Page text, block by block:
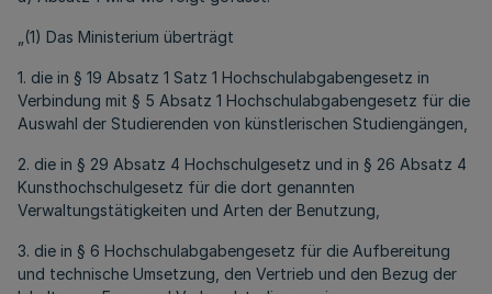
„(1) Das Ministerium überträgt
1. die in § 19 Absatz 1 Satz 1 Hochschulabgabengesetz in
Verbindung mit § 5 Absatz 1 Hochschulabgabengesetz für die
Auswahl der Studierenden von künstlerischen Studiengängen,
2. die in § 29 Absatz 4 Hochschulgesetz und in § 26 Absatz 4
Kunsthochschulgesetz für die dort genannten
Verwaltungstätigkeiten und Arten der Benutzung,
3. die in § 6 Hochschulabgabengesetz für die Aufbereitung
und technische Umsetzung, den Vertrieb und den Bezug der